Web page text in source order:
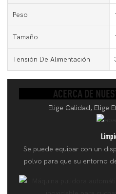
Peso
Tamaño
Tensión De Alimentación
ACERCA DE
Elige Calidad, Elige
Se puede equipar con un
polvo para que su entorno